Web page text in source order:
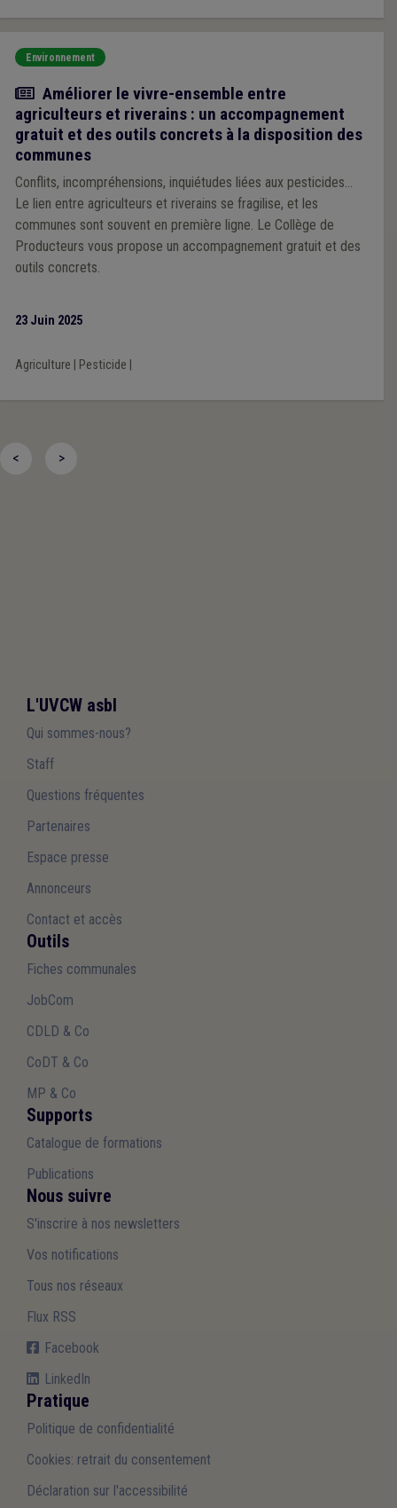
Environnement
Actualité
Améliorer le vivre-ensemble entre
agriculteurs et riverains : un accompagnement
gratuit et des outils concrets à la disposition des
communes
Conflits, incompréhensions, inquiétudes liées aux pesticides…
Le lien entre agriculteurs et riverains se fragilise, et les
communes sont souvent en première ligne. Le Collège de
Producteurs vous propose un accompagnement gratuit et des
outils concrets.
23 Juin 2025
Agriculture Pesticide
< >
L'UVCW asbl
Qui sommes-nous?
Staff
Questions fréquentes
Partenaires
Espace presse
Annonceurs
Contact et accès
Outils
Fiches communales
JobCom
CDLD & Co
CoDT & Co
MP & Co
Supports
Catalogue de formations
Publications
Nous suivre
S'inscrire à nos newsletters
Vos notifications
Tous nos réseaux
Flux RSS
Facebook
LinkedIn
Pratique
Politique de confidentialité
Cookies: retrait du consentement
Déclaration sur l'accessibilité